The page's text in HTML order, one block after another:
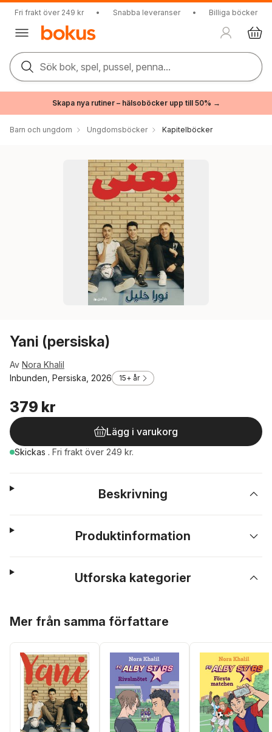
Fri frakt över 249 kr • Snabba leveranser • Billiga böcker
Sök bok, spel, pussel, penna...
Skapa nya rutiner – hälsoböcker upp till 50% →
Barn och ungdom Ungdomsböcker Kapitelböcker
Yani (persiska)
Av Nora Khalil
Inbunden, Persiska, 2026
15+ år
379 kr
Lägg i varukorg
Skickas . Fri frakt över 249 kr.
Beskrivning
Produktinformation
Utforska kategorier
Mer från samma författare